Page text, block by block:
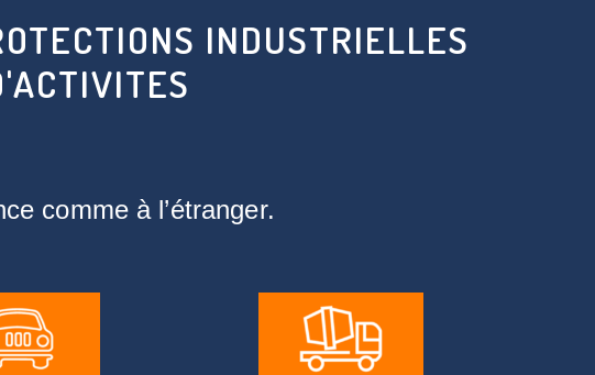
INDUSTRIELLES
comme à l’étranger.